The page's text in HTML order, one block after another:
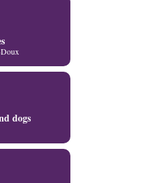
dogs